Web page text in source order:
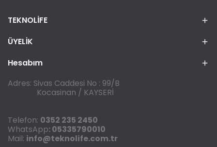
TEKNOLİFE
ÜYELİK
Hesabım
Adres: Sivas Caddesi No : 99/B
Kocasinan / KAYSERİ
Telefon: 0352 235 2450
WhatsApp: 05335790010
Mail: info@teknolife.com.tr